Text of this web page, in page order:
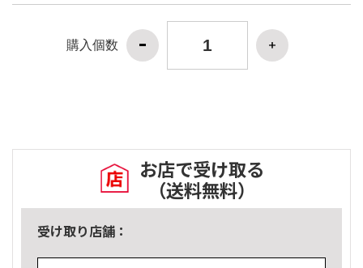
購入個数
お店で受け取る
（送料無料）
受け取り店舗：